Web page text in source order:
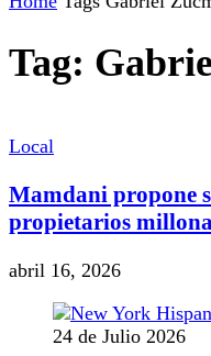
Tag:
Local
Mamdani propone
propietarios
abril 16, 2026
24 de Julio 2026